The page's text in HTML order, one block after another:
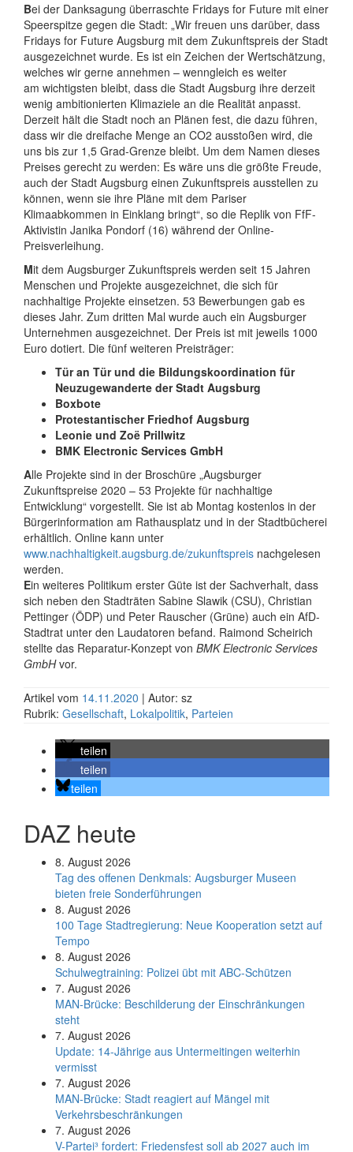
Bei der Danksagung überraschte Fridays for Future mit einer
Speerspitze gegen die Stadt: „Wir freuen uns darüber, dass
Fridays for Future Augsburg mit dem Zukunftspreis der Stadt
ausgezeichnet wurde. Es ist ein Zeichen der Wertschätzung,
welches wir gerne annehmen – wenngleich es weiter
am wichtigsten bleibt, dass die Stadt Augsburg ihre derzeit
wenig ambitionierten Klimaziele an die Realität anpasst.
Derzeit hält die Stadt noch an Plänen fest, die dazu führen,
dass wir die dreifache Menge an CO2 ausstoßen wird, die
uns bis zur 1,5 Grad-Grenze bleibt. Um dem Namen dieses
Preises gerecht zu werden: Es wäre uns die größte Freude,
auch der Stadt Augsburg einen Zukunftspreis ausstellen zu
können, wenn sie ihre Pläne mit dem Pariser
Klimaabkommen in Einklang bringt“, so die Replik von FfF-
Aktivistin Janika Pondorf (16) während der Online-
Preisverleihung.
Mit dem Augsburger Zukunftspreis werden seit 15 Jahren
Menschen und Projekte ausgezeichnet, die sich für
nachhaltige Projekte einsetzen. 53 Bewerbungen gab es
dieses Jahr. Zum dritten Mal wurde auch ein Augsburger
Unternehmen ausgezeichnet. Der Preis ist mit jeweils 1000
Euro dotiert. Die fünf weiteren Preisträger:
Tür an Tür und die Bildungskoordination für
Neuzugewanderte der Stadt Augsburg
Boxbote
Protestantischer Friedhof Augsburg
Leonie und Zoë Prillwitz
BMK Electronic Services GmbH
Alle Projekte sind in der Broschüre „Augsburger
Zukunftspreise 2020 – 53 Projekte für nachhaltige
Entwicklung“ vorgestellt. Sie ist ab Montag kostenlos in der
Bürgerinformation am Rathausplatz und in der Stadtbücherei
erhältlich. Online kann unter
www.nachhaltigkeit.augsburg.de/zukunftspreis nachgelesen
werden.
Ein weiteres Politikum erster Güte ist der Sachverhalt, dass
sich neben den Stadträten Sabine Slawik (CSU), Christian
Pettinger (ÖDP) und Peter Rauscher (Grüne) auch ein AfD-
Stadtrat unter den Laudatoren befand. Raimond Scheirich
stellte das Reparatur-Konzept von BMK Electronic Services
GmbHvor.
Artikel vom 14.11.2020 | Autor: sz
Rubrik: Gesellschaft, Lokalpolitik, Parteien
teilen
teilen
teilen
DAZ heute
8. August 2026
Tag des offenen Denkmals: Augsburger Museen
bieten freie Sonderführungen
8. August 2026
100 Tage Stadtregierung: Neue Kooperation setzt auf
Tempo
8. August 2026
Schul­weg­trai­ning: Poli­zei übt mit ABC-Schüt­zen
7. August 2026
MAN-Brücke: Beschilderung der Einschränkungen
steht
7. August 2026
Update: 14-Jährige aus Untermeitingen weiterhin
vermisst
7. August 2026
MAN-Brücke: Stadt reagiert auf Mängel mit
Verkehrsbeschränkungen
7. August 2026
V-Partei­³ fordert: Friedens­fest soll ab 2027 auch im